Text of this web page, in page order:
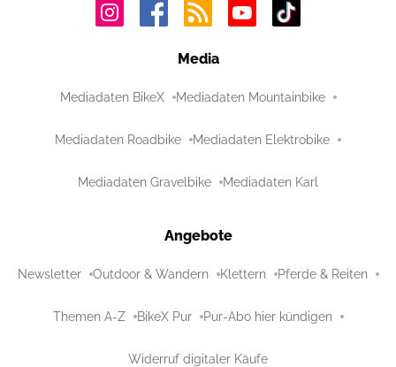
Media
Mediadaten BikeX Mediadaten Mountainbike
Mediadaten Roadbike Mediadaten Elektrobike
Mediadaten Gravelbike Mediadaten Karl
Angebote
Newsletter Outdoor & Wandern Klettern Pferde & Reiten
Themen A-Z BikeX Pur Pur-Abo hier kündigen
Widerruf digitaler Käufe